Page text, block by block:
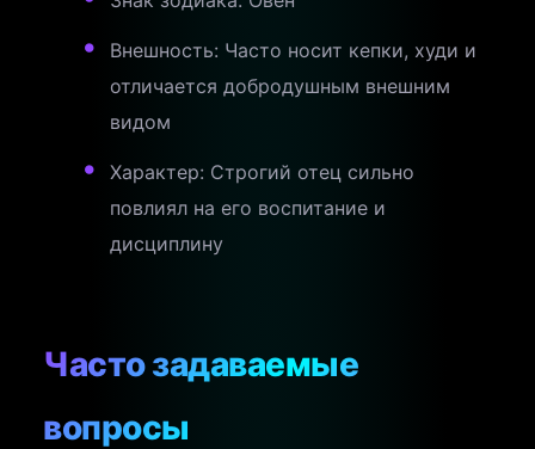
Внешность: Часто носит кепки, худи и
отличается добродушным внешним
видом
Характер: Строгий отец сильно
повлиял на его воспитание и
дисциплину
Часто задаваемые
вопросы